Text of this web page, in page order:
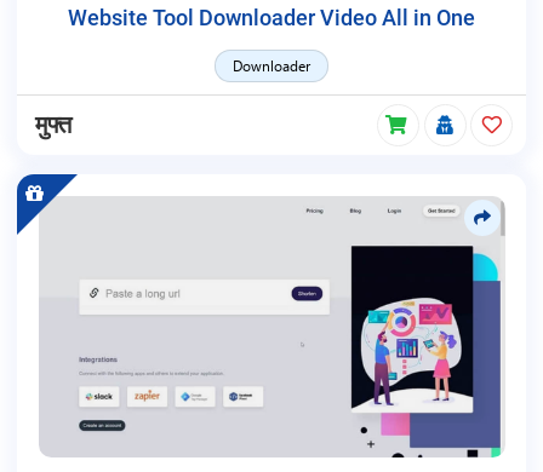
Website Tool Downloader Video All in One
Downloader
मुफ्त